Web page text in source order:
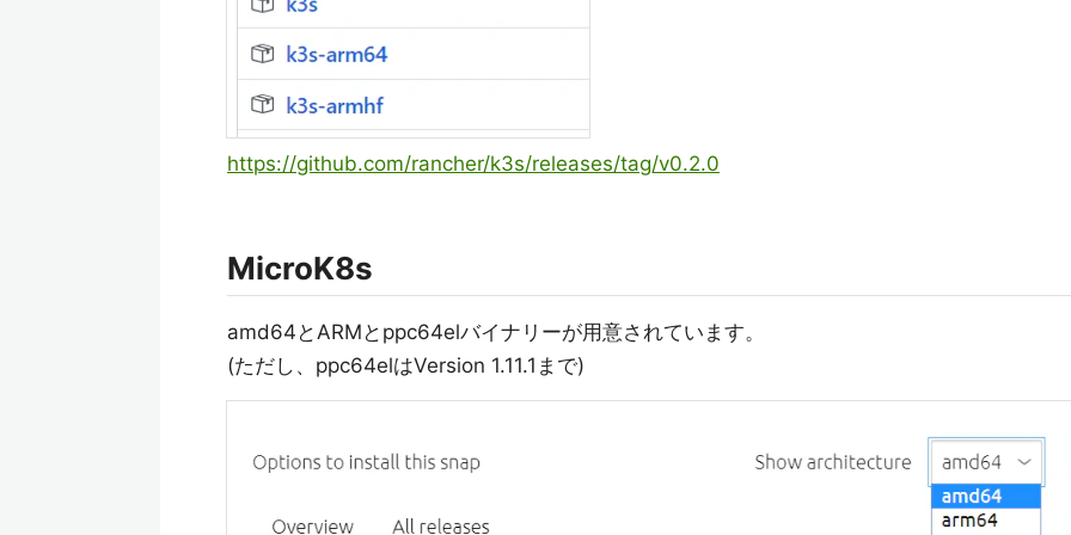
https://github.com/rancher/k3s/releases/tag/v0.2.0
MicroK8s
amd64とARMとppc64elバイナリーが用意されています。
(ただし、ppc64elはVersion 1.11.1まで)